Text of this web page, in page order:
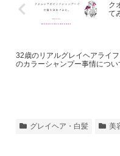
ク
て
32歳のリアルグレイヘアライ
のカラーシャンプー事情につい
グレイヘア・白髪 美